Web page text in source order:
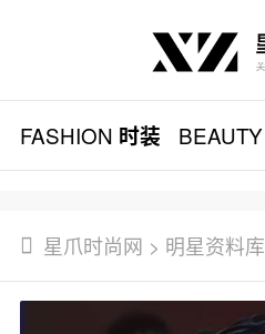
FASHION 时装 BEAUTY
星爪时尚网 > 明星资料库